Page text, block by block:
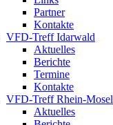
Partner
Kontakte
VFD-Treff Idarwald
Aktuelles
Berichte
Termine
Kontakte
VFD-Treff Rhein-Mosel
Aktuelles